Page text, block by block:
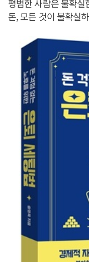
평범한 사람은 불확실
돈, 모든 것이 불확실